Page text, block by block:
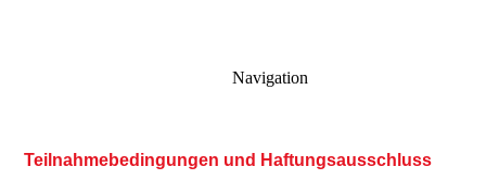
Navigation
Teilnahmebedingungen und Haftungsausschluss